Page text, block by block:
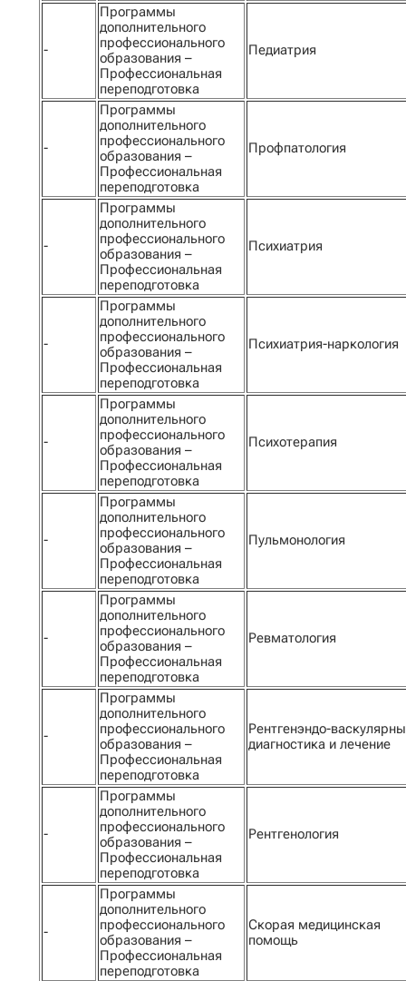
-
Программы
дополнительного
профессионального
образования –
Профессиональная
переподготовка
Педиатрия
-
Программы
дополнительного
профессионального
образования –
Профессиональная
переподготовка
Профпатология
-
Программы
дополнительного
профессионального
образования –
Профессиональная
переподготовка
Психиатрия
-
Программы
дополнительного
профессионального
образования –
Профессиональная
переподготовка
Психиатрия-наркология
-
Программы
дополнительного
профессионального
образования –
Профессиональная
переподготовка
Психотерапия
-
Программы
дополнительного
профессионального
образования –
Профессиональная
переподготовка
Пульмонология
-
Программы
дополнительного
профессионального
образования –
Профессиональная
переподготовка
Ревматология
-
Программы
дополнительного
профессионального
образования –
Профессиональная
переподготовка
Рентгенэндо-
диагностика и лечение
-
Программы
дополнительного
профессионального
образования –
Профессиональная
переподготовка
Рентгенология
-
Программы
дополнительного
профессионального
образования –
Профессиональная
переподготовка
Скорая медицинская
помощь